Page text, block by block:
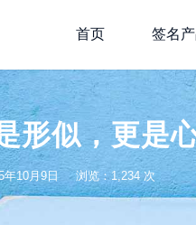
首页 签名
形似，更是
年10月9日 浏览：1,234 次